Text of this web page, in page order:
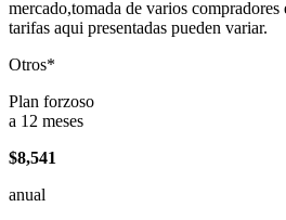
mercado,tomada de varios
tarifas aqui presentadas pueden variar.
Otros*
Plan forzoso
a 12 meses
$8,541
anual